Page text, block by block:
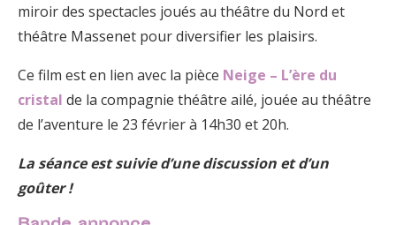
miroir des spectacles joués au théâtre du Nord et
théâtre Massenet pour diversifier les plaisirs.
Ce film est en lien avec la pièce Neige – L’ère du
cristal de la compagnie théâtre ailé, jouée au théâtre
de l’aventure le 23 février à 14h30 et 20h.
La séance est suivie d’une discussion et d’un
goûter !